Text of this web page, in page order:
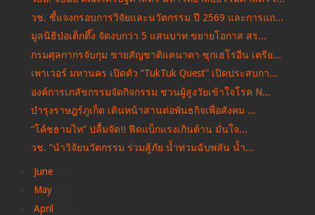
วช. ชี้แจงกรอบการวิจัยและนวัตกรรม ปี 2569 และการแถ...
มูลนิธิป่อเต็กตึ๊ง จัดงบกว่า 5 แสนบาท ขยายโอกาส สร...
กรมศุลกากรจับกุม ชายสัญชาติแคนาดา ซุกเฮโรอีน เตรีย...
เพาเวอร์ มหานคร เปิดตัว “TukTuk Quest” เปิดประสบกา...
องค์การเภสัชกรรมจัดกิจกรรม ชวนผู้สูงวัยเข้าใจโรค N...
บำรุงราษฎร์ภูเก็ต เดินหน้าสานต่อพันธกิจเพื่อสังคม ...
“โค้ชธามไท” ปลื้มจัด!! ฟีดแบ็กแรงเกินต้าน มั่นใจ...
วช. “นำวิจัยนวัตกรรม ร่วมสู้ภัย น้ำท่วมฉับพลัน น้ำ...
June
May
April